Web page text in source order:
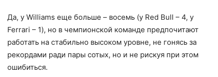
Да, у Williams еще больше – восемь (у Red Bull – 4, у
Ferrari – 1), но в чемпионской команде предпочитают
работать на стабильно высоком уровне, не гонясь за
рекордами ради пары сотых, но и не рискуя при этом
ошибиться.